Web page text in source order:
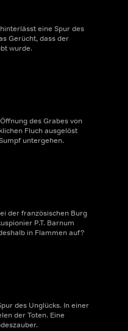
eine Spur des
Gerücht, dass der
wurde.
des Grabes von
Fluch ausgelöst
untergehen.
der französischen Burg
P.T. Barnum
in Flammen auf?
des Unglücks. In einer
der Toten. Eine